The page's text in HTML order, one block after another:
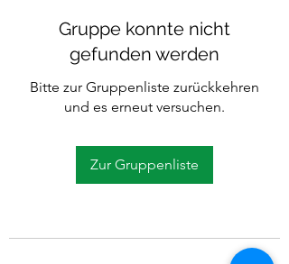
Gruppe konnte nicht
gefunden werden
Bitte zur Gruppenliste zurückkehren
und es erneut versuchen.
Zur Gruppenliste